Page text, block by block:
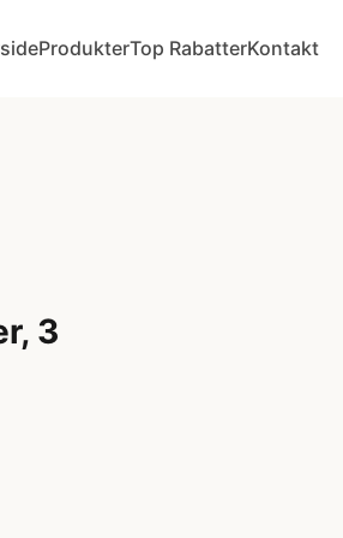
ProdukterTop RabatterKontakt
3